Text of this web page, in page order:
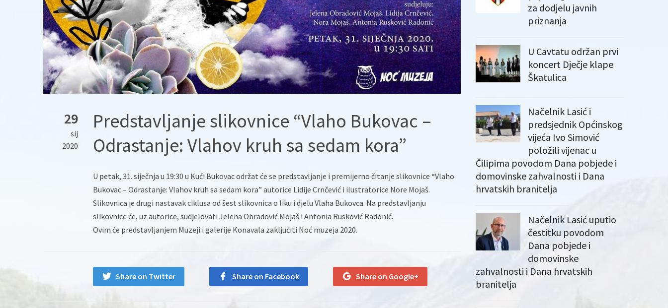
29
sij
2020
Predstavljanje slikovnice “Vlaho Bukovac –
Odrastanje: Vlahov kruh sa sedam kora”
U petak, 31. siječnja u 19:30 u Kući Bukovac održat će se predstavljanje i premijerno čitanje slikovnice “Vlaho
Bukovac – Odrastanje: Vlahov kruh sa sedam kora” autorice Lidije Crnčević i ilustratorice Nore Mojaš.
Slikovnica je drugi nastavak ciklusa od šest slikovnica o liku i djelu Vlaha Bukovca. Na predstavljanju
slikovnice će, uz autorice, sudjelovati Jelena Obradović Mojaš i Antonia Rusković Radonić.
Ovim će predstavljanjem Muzeji i galerije Konavala zaključiti Noć muzeja 2020.
Share on Twitter Share on Facebook Share on Google+
za dodjelu javnih
priznanja
U Cavtatu održan prvi
koncert Dječje klape
Škatulica
Načelnik Lasić i
predsjednik Općinskog
vijeća Ivo Simović
položili vijenac u
Čilipima povodom Dana pobjede i
domovinske zahvalnosti i Dana
hrvatskih branitelja
Načelnik Lasić uputio
čestitku povodom
Dana pobjede i
domovinske
zahvalnosti i Dana hrvatskih
branitelja